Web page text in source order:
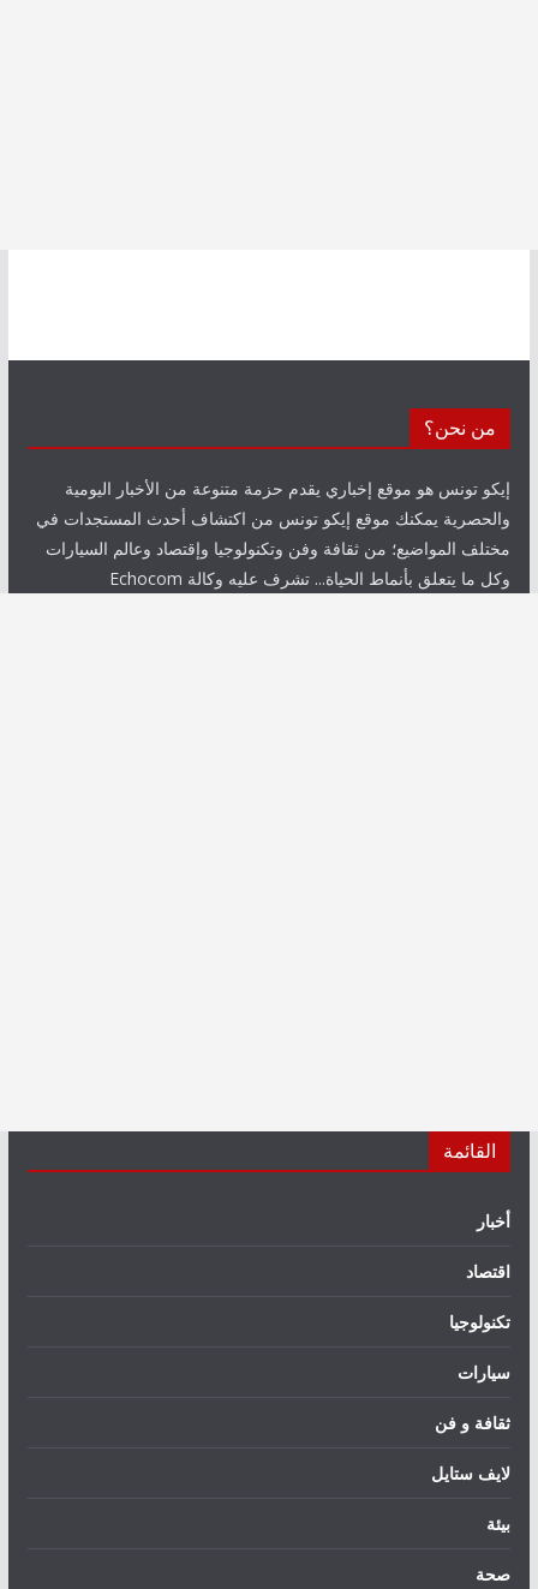
من نحن؟
إيكو تونس هو موقع إخباري يقدم حزمة متنوعة من الأخبار اليومية
والحصرية يمكنك موقع إيكو تونس من اكتشاف أحدث المستجدات في
مختلف المواضيع؛ من ثقافة وفن وتكنولوجيا وإقتصاد وعالم السيارات
وكل ما يتعلق بأنماط الحياة... تشرف عليه وكالة Echocom
القائمة
أخبار
اقتصاد
تكنولوجيا
سيارات
ثقافة و فن
لايف ستايل
بيئة
صحة